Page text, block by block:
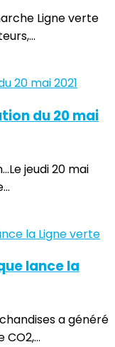
Ligne verte
du 20 mai
jeudi 20 mai
lance la
a généré